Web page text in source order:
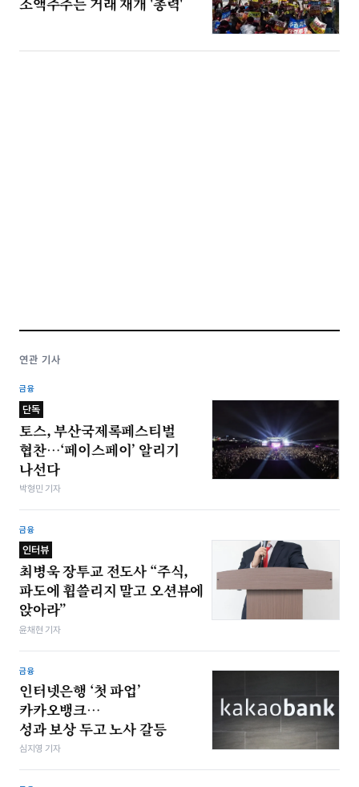
연관 기사
금융
단독
토스, 부산국제록페스티벌
협찬…‘페이스페이’ 알리기
나선다
박형민 기자
금융
인터뷰
최병욱 장투교 전도사 “주식,
파도에 휩쓸리지 말고 오션뷰에
앉아라”
윤채현 기자
금융
인터넷은행 ‘첫 파업’
카카오뱅크…
성과 보상 두고 노사 갈등
심지영 기자